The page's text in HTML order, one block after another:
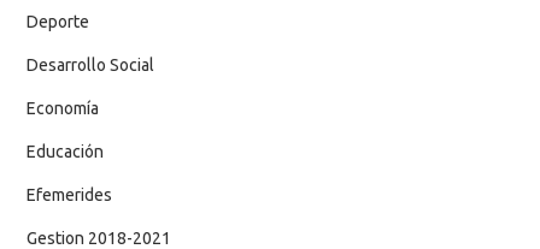
Deporte
Desarrollo Social
Economía
Educación
Efemerides
Gestion 2018-2021